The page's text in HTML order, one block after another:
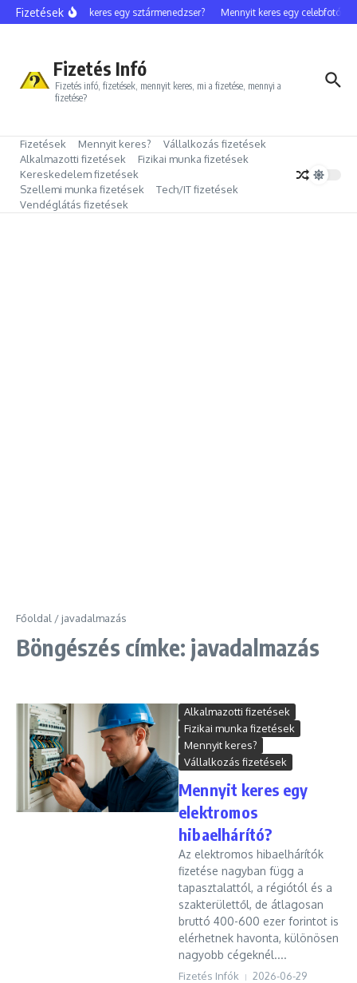
Ugrás a tartalomhoz
FizetésekMennyit keres egy sztármenedzser? Mennyit keres egy celebfotós?
Fizetés Infó
Fizetés infó, fizetések, mennyit keres, mi a fizetése, mennyi a
fizetése?
Fizetések Mennyit keres?
Vállalkozás fizetések
Alkalmazotti fizetések
Fizikai munka fizetések
Kereskedelem fizetések
Szellemi munka fizetések
Tech/IT fizetések
Vendéglátás fizetések
Főoldal / javadalmazás
Böngészés címke: javadalmazás
Alkalmazotti fizetések
Fizikai munka fizetések
Mennyit keres?
Vállalkozás fizetések
Mennyit keres egy
elektromos
hibaelhárító?
Az elektromos hibaelhárítók
fizetése nagyban függ a
tapasztalattól, a régiótól és a
szakterülettől, de átlagosan
bruttó 400-600 ezer forintot is
elérhetnek havonta, különösen
nagyobb cégeknél....
Fizetés Infók 2026-06-29